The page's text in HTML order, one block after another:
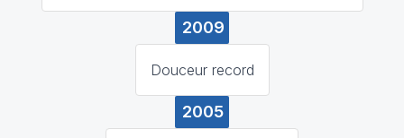
2009
Douceur record
2005